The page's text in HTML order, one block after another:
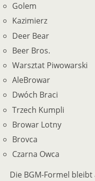
Golem
Kazimierz
Deer Bear
Beer Bros.
Warsztat Piwowarski
AleBrowar
Dwóch Braci
Trzech Kumpli
Browar Lotny
Brovca
Czarna Owca
Die BGM-Formel